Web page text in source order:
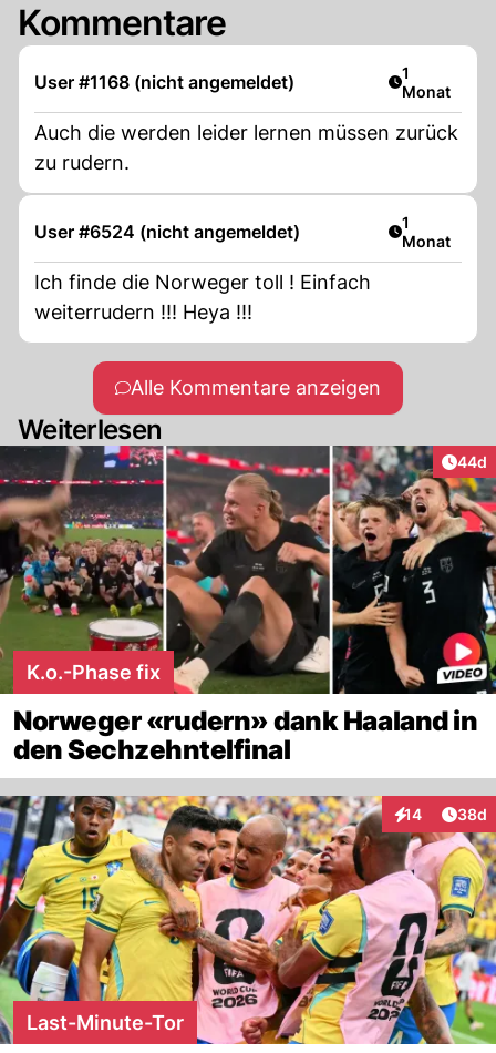
Kommentare
User #1168 (nicht angemeldet) Artikel
1
Monat
Auch die werden leider lernen müssen zurück
zu rudern.
User #6524 (nicht angemeldet) Artikel
1
Monat
Ich finde die Norweger toll ! Einfach
weiterrudern !!! Heya !!!
Alle Kommentare anzeigen
Weiterlesen
44d
K.o.-Phase fix
Norweger «rudern» dank Haaland in
den Sechzehntelfinal
14
Interaktionen
38d
Last-Minute-Tor